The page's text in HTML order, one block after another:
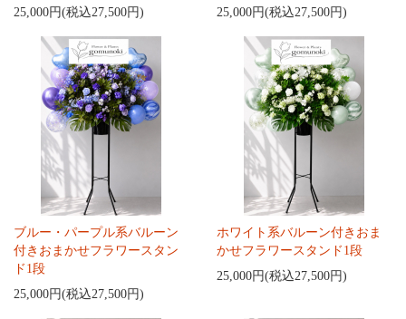
25,000円(税込27,500円)
25,000円(税込27,500円)
ブルー・パープル系バルーン
付きおまかせフラワースタン
ド1段
25,000円(税込27,500円)
ホワイト系バルーン付きおま
かせフラワースタンド1段
25,000円(税込27,500円)